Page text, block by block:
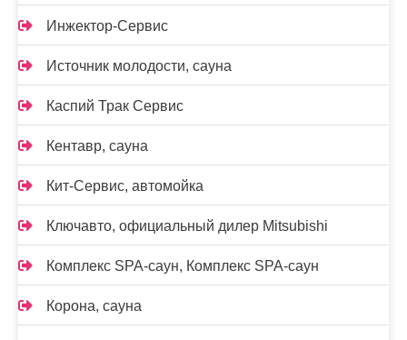
Инжектор-Сервис
Источник молодости, сауна
Каспий Трак Сервис
Кентавр, сауна
Кит-Сервис, автомойка
Ключавто, официальный дилер Mitsubishi
Комплекс SPA-саун, Комплекс SPA-саун
Корона, сауна